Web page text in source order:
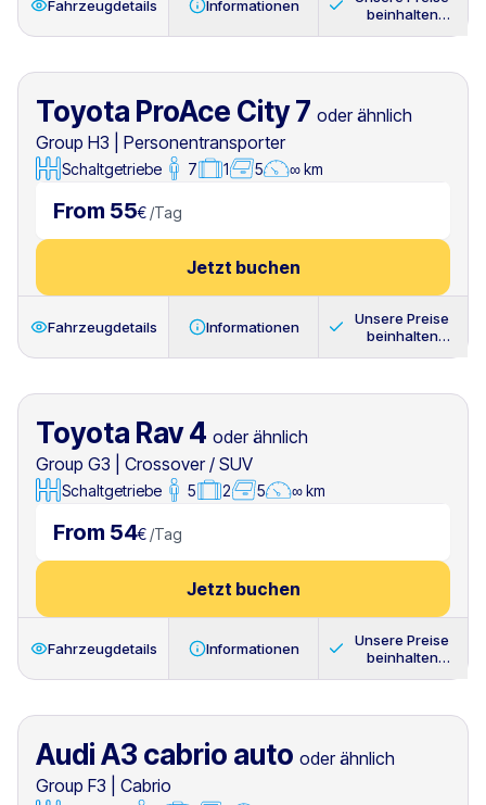
Fahrzeugdetails Informationen
beinhalten
Toyota ProAce City 7 oder ähnlich
Group H3
Personentransporter
Schaltgetriebe 7 1 5 ∞ km
From 55€ /Tag
Jetzt buchen
Fahrzeugdetails Informationen
Unsere Preise
beinhalten
Toyota Rav 4 oder ähnlich
Group G3
Crossover / SUV
Schaltgetriebe 5 2 5 ∞ km
From 54€ /Tag
Jetzt buchen
Fahrzeugdetails Informationen
Unsere Preise
beinhalten
Audi A3 cabrio auto oder ähnlich
Group F3
Cabrio